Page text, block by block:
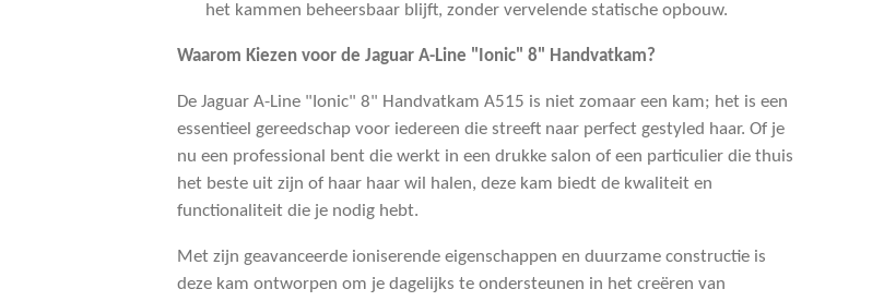
het kammen beheersbaar blijft, zonder vervelende statische opbouw.
Waarom Kiezen voor de Jaguar A-Line "Ionic" 8" Handvatkam?
De Jaguar A-Line "Ionic" 8" Handvatkam A515 is niet zomaar een kam; het is een
essentieel gereedschap voor iedereen die streeft naar perfect gestyled haar. Of je
nu een professional bent die werkt in een drukke salon of een particulier die thuis
het beste uit zijn of haar haar wil halen, deze kam biedt de kwaliteit en
functionaliteit die je nodig hebt.
Met zijn geavanceerde ioniserende eigenschappen en duurzame constructie is
deze kam ontworpen om je dagelijks te ondersteunen in het creëren van